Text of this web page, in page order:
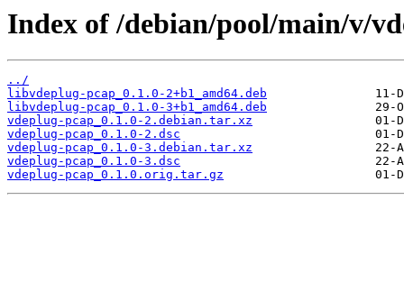
Index of /debian/pool/main/v/
../
libvdeplug-pcap_0.1.0-2+b1_amd64.deb
libvdeplug-pcap_0.1.0-3+b1_amd64.deb
vdeplug-pcap_0.1.0-2.debian.tar.xz
vdeplug-pcap_0.1.0-2.dsc
vdeplug-pcap_0.1.0-3.debian.tar.xz
vdeplug-pcap_0.1.0-3.dsc
vdeplug-pcap_0.1.0.orig.tar.gz